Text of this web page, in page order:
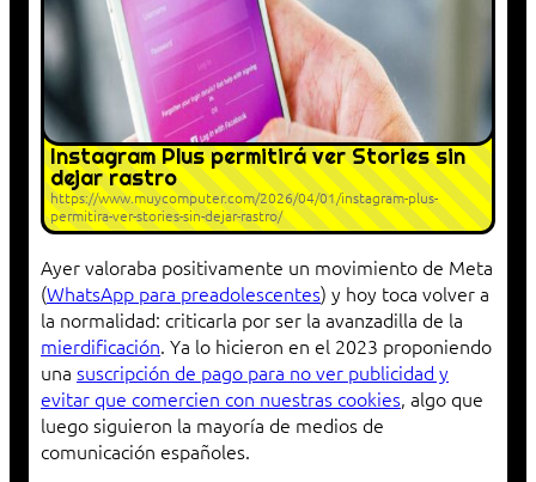
Instagram Plus permitirá ver Stories sin
dejar rastro
https://www.muycomputer.com/2026/04/01/instagram-plus-
permitira-ver-stories-sin-dejar-rastro/
Ayer valoraba positivamente un movimiento de Meta
(WhatsApp para preadolescentes) y hoy toca volver a
la normalidad: criticarla por ser la avanzadilla de la
mierdificación. Ya lo hicieron en el 2023 proponiendo
una suscripción de pago para no ver publicidad y
evitar que comercien con nuestras cookies, algo que
luego siguieron la mayoría de medios de
comunicación españoles.